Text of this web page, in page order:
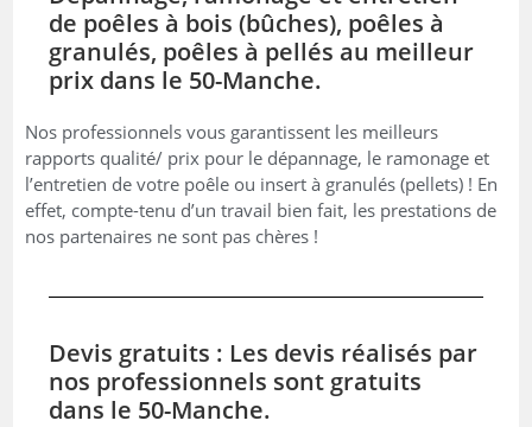
de poêles à bois (bûches), poêles à
granulés, poêles à pellés au meilleur
prix dans le 50-Manche.
Nos professionnels vous garantissent les meilleurs
rapports qualité/ prix pour le dépannage, le ramonage et
l’entretien de votre poêle ou insert à granulés (pellets) ! En
effet, compte-tenu d’un travail bien fait, les prestations de
nos partenaires ne sont pas chères !
Devis gratuits : Les devis réalisés par
nos professionnels sont gratuits
dans le 50-Manche.